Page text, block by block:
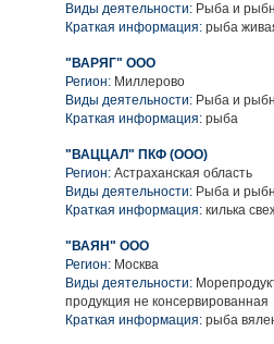
Виды деятельности: Рыба и
Краткая информация: рыба
"ВАРЯГ" ООО
Регион: Миллерово
Виды деятельности: Рыба и
Краткая информация: рыба
"ВАЦЦАЛ" ПКФ (ООО)
Регион: Астраханская область
Виды деятельности: Рыба и
Краткая информация: килька
"ВАЯН" ООО
Регион: Москва
Виды деятельности:
продукция не консервированная
Краткая информация: рыба